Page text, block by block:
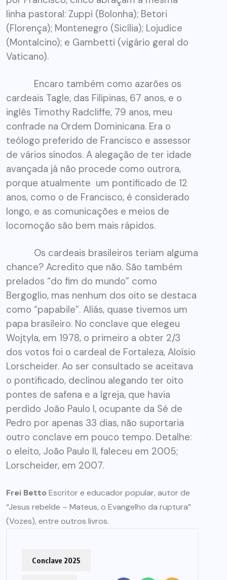
linha pastoral: Zuppi (Bolonha); Betori
(Florença); Montenegro (Sicília); Lojudice
(Montalcino); e Gambetti (vigário geral do
Vaticano).
Encaro também como azarões os
cardeais Tagle, das Filipinas, 67 anos, e o
inglês Timothy Radcliffe, 79 anos, meu
confrade na Ordem Dominicana. Era o
teólogo preferido de Francisco e assessor
de vários sínodos. A alegação de ter idade
avançada já não procede como outrora,
porque atualmente um pontificado de 12
anos, como o de Francisco, é considerado
longo, e as comunicações e meios de
locomoção são bem mais rápidos.
Os cardeais brasileiros teriam alguma
chance? Acredito que não. São também
prelados “do fim do mundo” como
Bergoglio, mas nenhum dos oito se destaca
como “papabile”. Aliás, quase tivemos um
papa brasileiro. No conclave que elegeu
Wojtyla, em 1978, o primeiro a obter 2/3
dos votos foi o cardeal de Fortaleza, Aloísio
Lorscheider. Ao ser consultado se aceitava
o pontificado, declinou alegando ter oito
pontes de safena e a Igreja, que havia
perdido João Paulo I, ocupante da Sé de
Pedro por apenas 33 dias, não suportaria
outro conclave em pouco tempo. Detalhe:
o eleito, João Paulo II, faleceu em 2005;
Lorscheider, em 2007.
Frei Betto Escritor e educador popular, autor de
“Jesus rebelde – Mateus, o Evangelho da ruptura”
(Vozes), entre outros livros.
Conclave 2025